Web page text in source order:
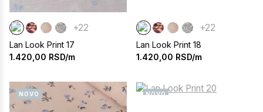
+22
Lan Look Print 17
1.420,00 RSD/m
+22
Lan Look Print 18
1.420,00 RSD/m
NOVO NOVO